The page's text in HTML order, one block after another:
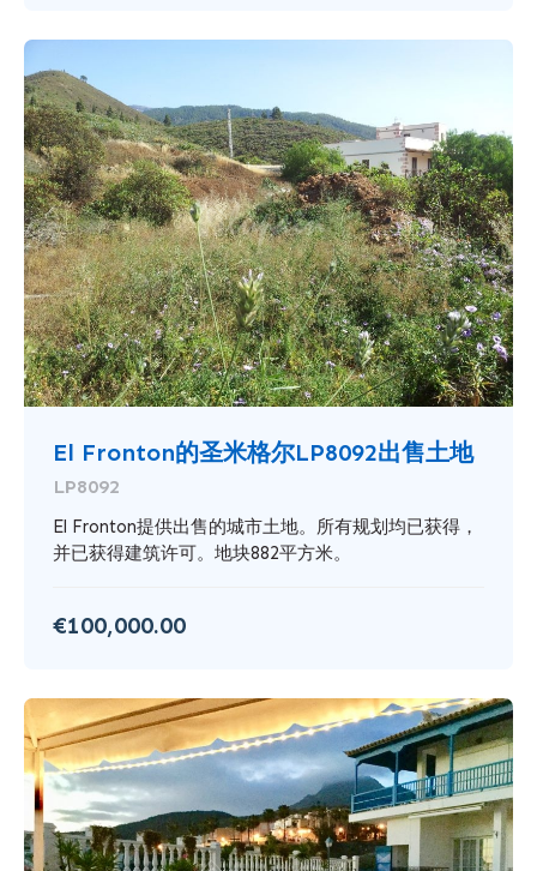
El Fronton的圣米格尔LP8092出售土地
LP8092
El Fronton提供出售的城市土地。所有规划均已获得，
并已获得建筑许可。地块882平方米。
€100,000.00